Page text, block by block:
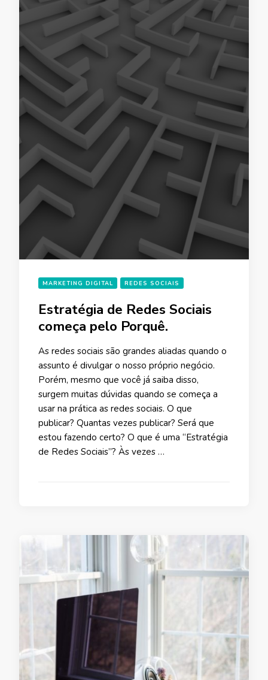
MARKETING DIGITAL REDES SOCIAIS
Estratégia de Redes Sociais
começa pelo Porquê.
As redes sociais são grandes aliadas quando o
assunto é divulgar o nosso próprio negócio.
Porém, mesmo que você já saiba disso,
surgem muitas dúvidas quando se começa a
usar na prática as redes sociais. O que
publicar? Quantas vezes publicar? Será que
estou fazendo certo? O que é uma “Estratégia
de Redes Sociais”? Às vezes …